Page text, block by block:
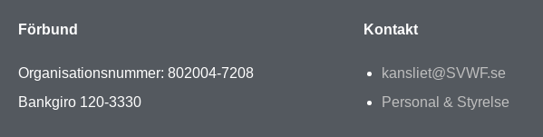
Förbund
Organisationsnummer: 802004-7208
Bankgiro 120-3330
Kontakt
kansliet@SVWF.se
Personal & Styrelse